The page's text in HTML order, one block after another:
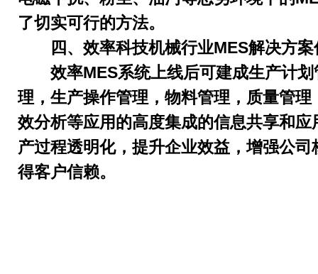
了切实可行的方法。
四、效率科技机械行业MES解决方
效率MES系统上线后可建成生产计
理，生产操作管理，物料管理，质量管理
效分析等应用的高度集成的信息共享和应
产过程透明化，提升企业效益，增强公司
得客户信赖。